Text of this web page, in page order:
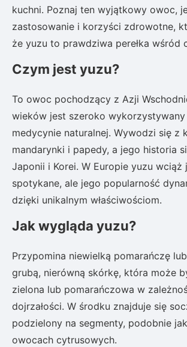
Glicynia (wisteria)
Wiciokrzew
Bluszcz
Ewodia (tetradium daniellii)
kuchni. Poznaj ten wyjątkowy owoc,
zastosowanie i korzyści zdrowotne,
że yuzu to prawdziwa perełka wśród
Czym jest yuzu?
To owoc pochodzący z Azji
wieków jest szeroko
medycynie naturalnej. Wywodzi się z
mandarynki i papedy, a jego historia
Japonii i Korei. W Europie yuzu wciąż
spotykane, ale jego popularność
dzięki unikalnym właściwościom.
Jak wygląda yuzu?
Przypomina niewielką pomarańczę
grubą, nierówną skórkę, która może
zielona lub pomarańczowa w
dojrzałości. W środku znajduje się
podzielony na segmenty, podobnie
owocach cytrusowych.